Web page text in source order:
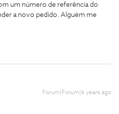
um número de referência do
a novo pedido. Alguém me
Forum|Forum|6 years ago